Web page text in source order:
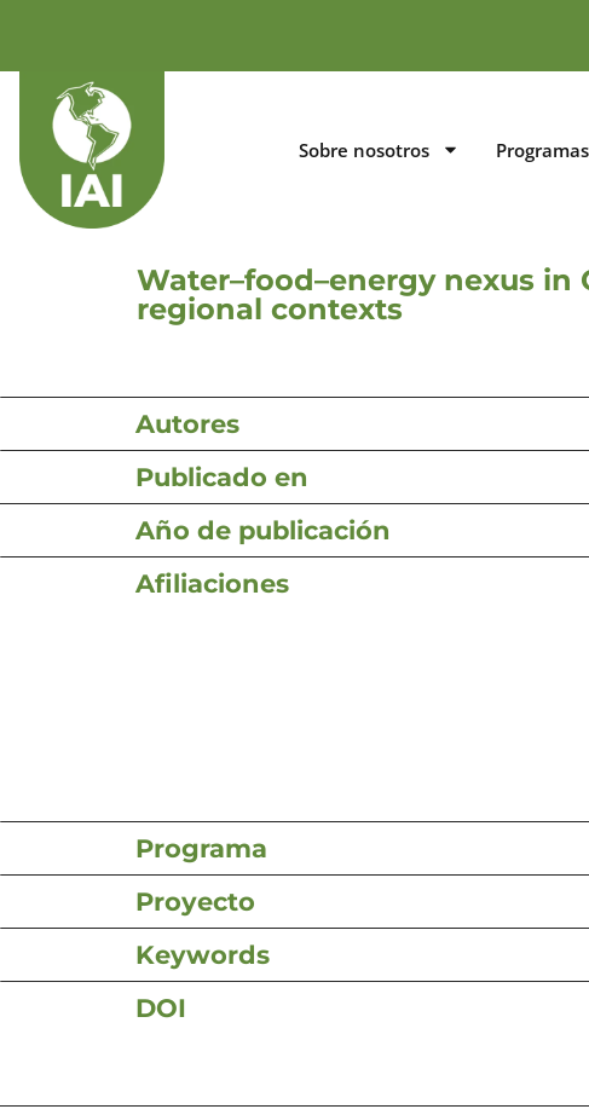
Sobre nosotros Programas
Water–food–energy nexus
regional contexts
Autores
Publicado en
Año de publicación
Afiliaciones
Programa
Proyecto
Keywords
DOI